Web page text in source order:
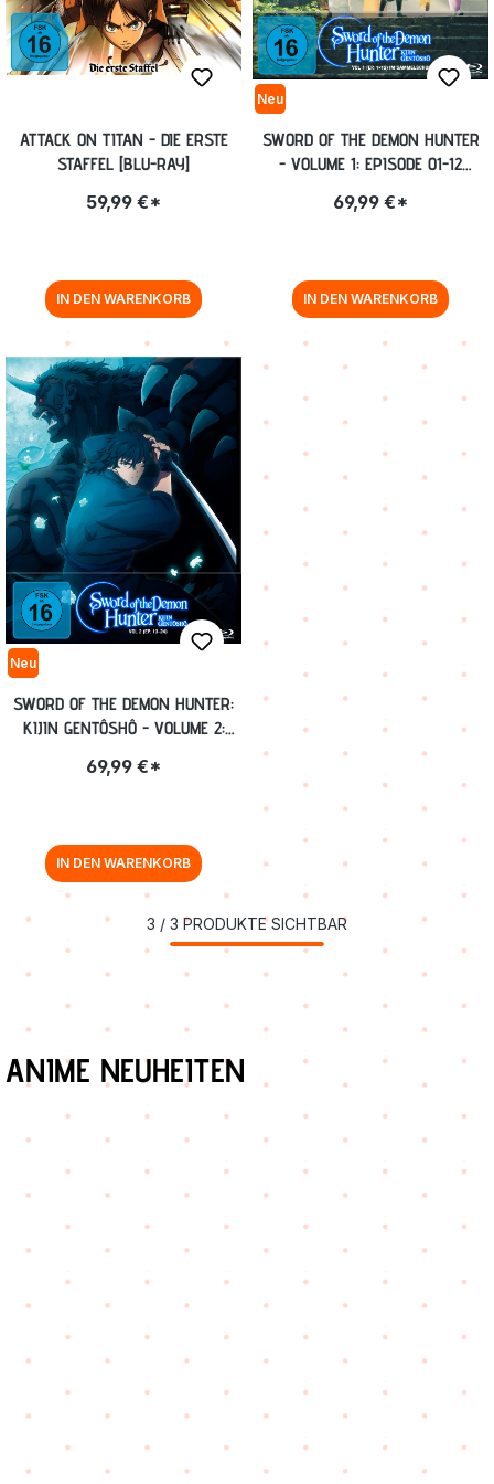
ATTACK ON TITAN - DIE ERSTE
STAFFEL [BLU-RAY]
59,99 €*
IN DEN WARENKORB
Neu
SWORD OF THE DEMON HUNTER
- VOLUME 1: EPISODE 01-12
69,99 €*
IN DEN WARENKORB
Neu
SWORD OF THE DEMON HUNTER:
KIJIN GENTÔSHÔ - VOLUME 2:
69,99 €*
IN DEN WARENKORB
3 / 3 PRODUKTE SICHTBAR
Produktgalerie überspringen
ANIME NEUHEITEN